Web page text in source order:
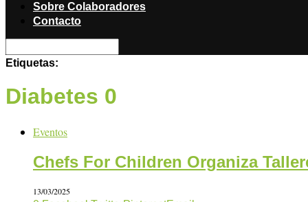
Sobre Colaboradores
Contacto
Etiquetas:
Diabetes 0
Eventos
Chefs For Children Organiza
13/03/2025